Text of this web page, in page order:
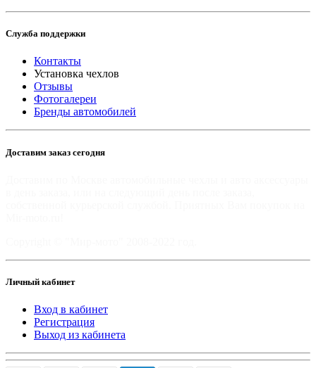
Служба поддержки
Контакты
Установка чехлов
Отзывы
Фотогалереи
Бренды автомобилей
Доставим заказ сегодня
Личный кабинет
Вход в кабинет
Регистрация
Выход из кабинета